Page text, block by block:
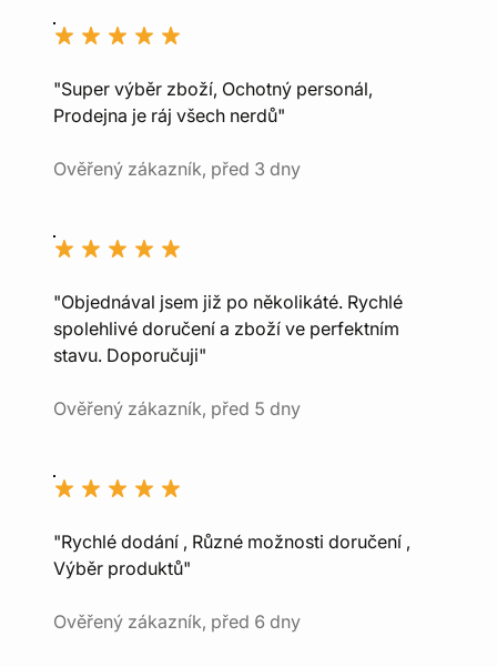
"Super výběr zboží, Ochotný personál,
Prodejna je ráj všech nerdů"
Ověřený zákazník, před 3 dny
"Objednával jsem již po několikáté. Rychlé
spolehlivé doručení a zboží ve perfektním
stavu. Doporučuji"
Ověřený zákazník, před 5 dny
"Rychlé dodání , Různé možnosti doručení ,
Výběr produktů"
Ověřený zákazník, před 6 dny